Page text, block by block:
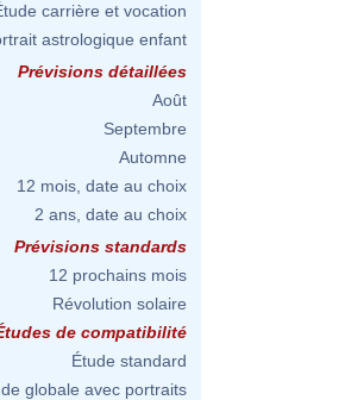
carrière et vocation
astrologique enfant
Prévisions détaillées
Août
Septembre
Automne
12 mois, date au choix
2 ans, date au choix
Prévisions standards
12 prochains mois
Révolution solaire
de compatibilité
Étude standard
globale avec portraits